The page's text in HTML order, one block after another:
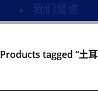
我们是谁
Products tagged “土